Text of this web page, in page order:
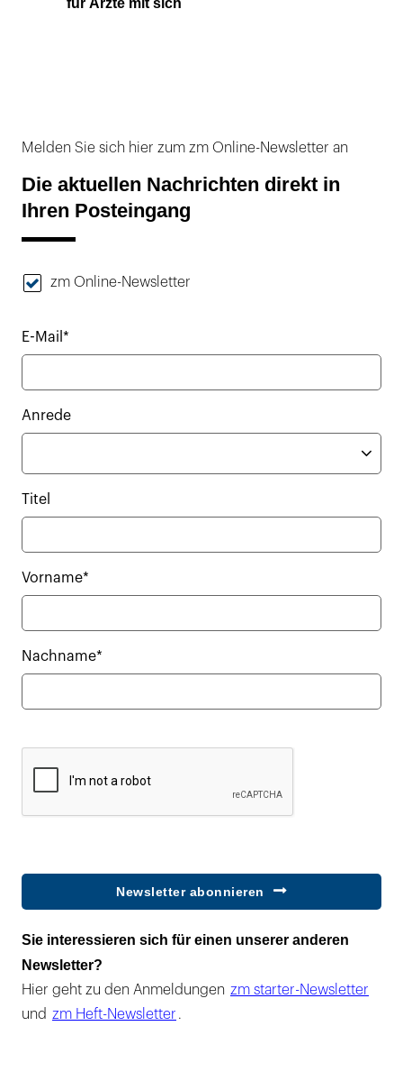
Melden Sie sich hier zum zm Online-Newsletter an
Die aktuellen Nachrichten direkt in
Ihren Posteingang
zm Online-Newsletter
E-Mail*
Anrede
Titel
Vorname*
Nachname*
Newsletter abonnieren
Sie interessieren sich für einen unserer anderen
Newsletter?
Hier geht zu den Anmeldungen zm starter-Newsletter
und zm Heft-Newsletter .